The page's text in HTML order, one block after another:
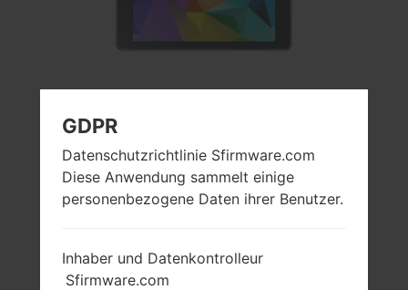
GDPR
Datenschutzrichtlinie Sfirmware.com
Diese Anwendung sammelt einige
personenbezogene Daten ihrer Benutzer.
Inhaber und Datenkontrolleur
Sfirmware.com